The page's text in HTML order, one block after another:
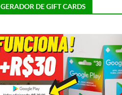
GERADOR DE GIFT CARDS